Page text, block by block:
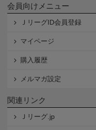
会員向けメニュー
ＪリーグID会員登録
マイページ
購入履歴
メルマガ設定
関連リンク
Ｊリーグ.jp